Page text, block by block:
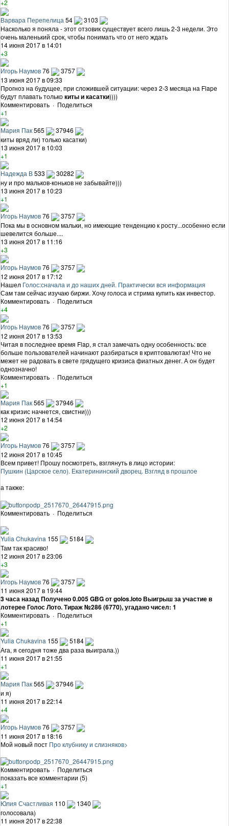
+2
Варвара Перепелица 54
3103
Насколько я поняла - этот отзовик существует всего лишь 2-3 недели. Это
очень маленький срок, чтобы понимать что от него ждать
14 июня 2017 в 14:01
+3
Игорь Наумов76
3757
13 июня 2017 в 09:33
Прогноз на будущее, при сложившей ситуации: через 2-3 месяца на Flapе
будут плавать толькокиты и касатки))))
Комментировать · Поделиться
+1
Мария Пак565
37946
киты вряд ли) только касатки)
13 июня 2017 в 10:03
+1
Надежда В533
30282
ну и про мальков-коньков не забывайте)))
13 июня 2017 в 10:23
+1
Игорь Наумов76
3757
Пока мы в основном мальки, но имеющие тенденцию к росту...особенно если
шевелится больше....
13 июня 2017 в 11:16
+3
Игорь Наумов76
3757
12 июня 2017 в 17:12
Нашел Голос:сначала и до наших дней. Практически вся информация
Сам там сейчас изучаю биржи. Хочу голоса и стрима купить как инвестор.
Комментировать · Поделиться
+4
Игорь Наумов76
3757
12 июня 2017 в 13:53
Читая в последнее время Flap, я стал замечать одну особенность: все
больше пользователей начинают разбираться в криптовалютах! Что не
межет не радовать в свете грядущего кризиса фиатных денег. А он будет
однозначно!
Комментировать · Поделиться
+1
Мария Пак565
37946
как кризис начнется, свистни)))
12 июня 2017 в 14:54
+2
Игорь Наумов76
3757
12 июня 2017 в 10:45
Всем привет! Прошу посмотреть, взглянуть в лицо истории:
Пушкин (Царское село). Екатерининский дворец. Взгляд в прошлое
а также:
Комментировать · Поделиться
Yulia Chukavina 155
5184
Там так красиво!
12 июня 2017 в 23:06
+3
Игорь Наумов76
3757
11 июня 2017 в 19:44
3 часа назад Получено 0.005 GBG от golos.loto Выигрыш за участие в
лотерее Голос Лото. Тираж №286 (6770), угадано чисел: 1
Комментировать · Поделиться
+1
Yulia Chukavina 155
5184
Ага, я сегодня тоже два раза выиграла.))
11 июня 2017 в 21:55
+1
Мария Пак565
37946
и я)
11 июня 2017 в 22:14
+4
Игорь Наумов76
3757
11 июня 2017 в 18:16
Мой новый пост Про клубнику и слизняков>
Комментировать · Поделиться
показать все комментарии (5)
+1
Юлия Счастливая 110
1340
голосовала)
11 июня 2017 в 22:38